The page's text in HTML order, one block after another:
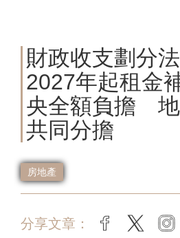
財政收支劃分
2027年起租金
央全額負擔
共同分擔
房地產
分享文章： facebook
twitter